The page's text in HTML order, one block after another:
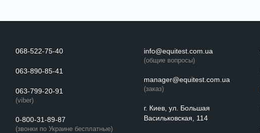
068-522-75-40
063-890-85-41
063-799-20-91
(viber)
0-800-31-89-87
(звонки по Украине бесплатные)
info@equitest.com.ua
(общие вопросы)
manager@equitest.com.ua
(заказ)
г. Киев, ул. Большая
Васильковская, 114